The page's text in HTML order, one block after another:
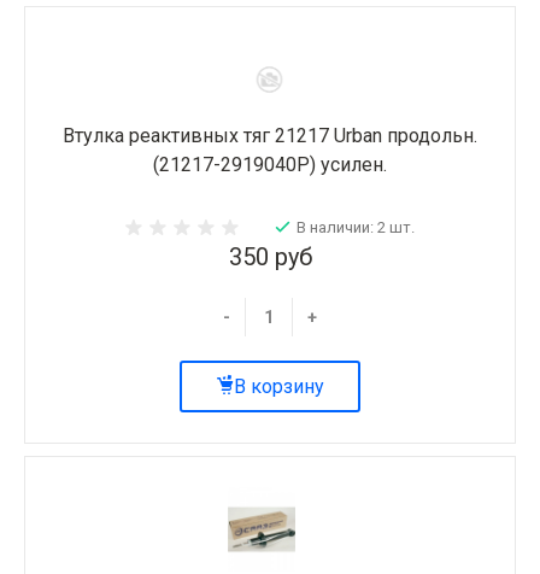
Втулка реактивных тяг 21217 Urban продольн.
(21217-2919040Р) усилен.
В наличии: 2 шт.
350 руб
- +
В корзину